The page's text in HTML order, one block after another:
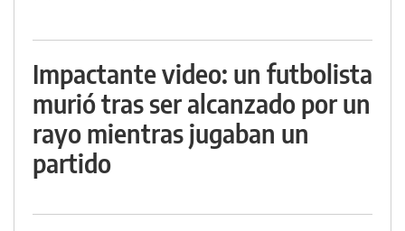
Impactante video: un futbolista
murió tras ser alcanzado por un
rayo mientras jugaban un
partido